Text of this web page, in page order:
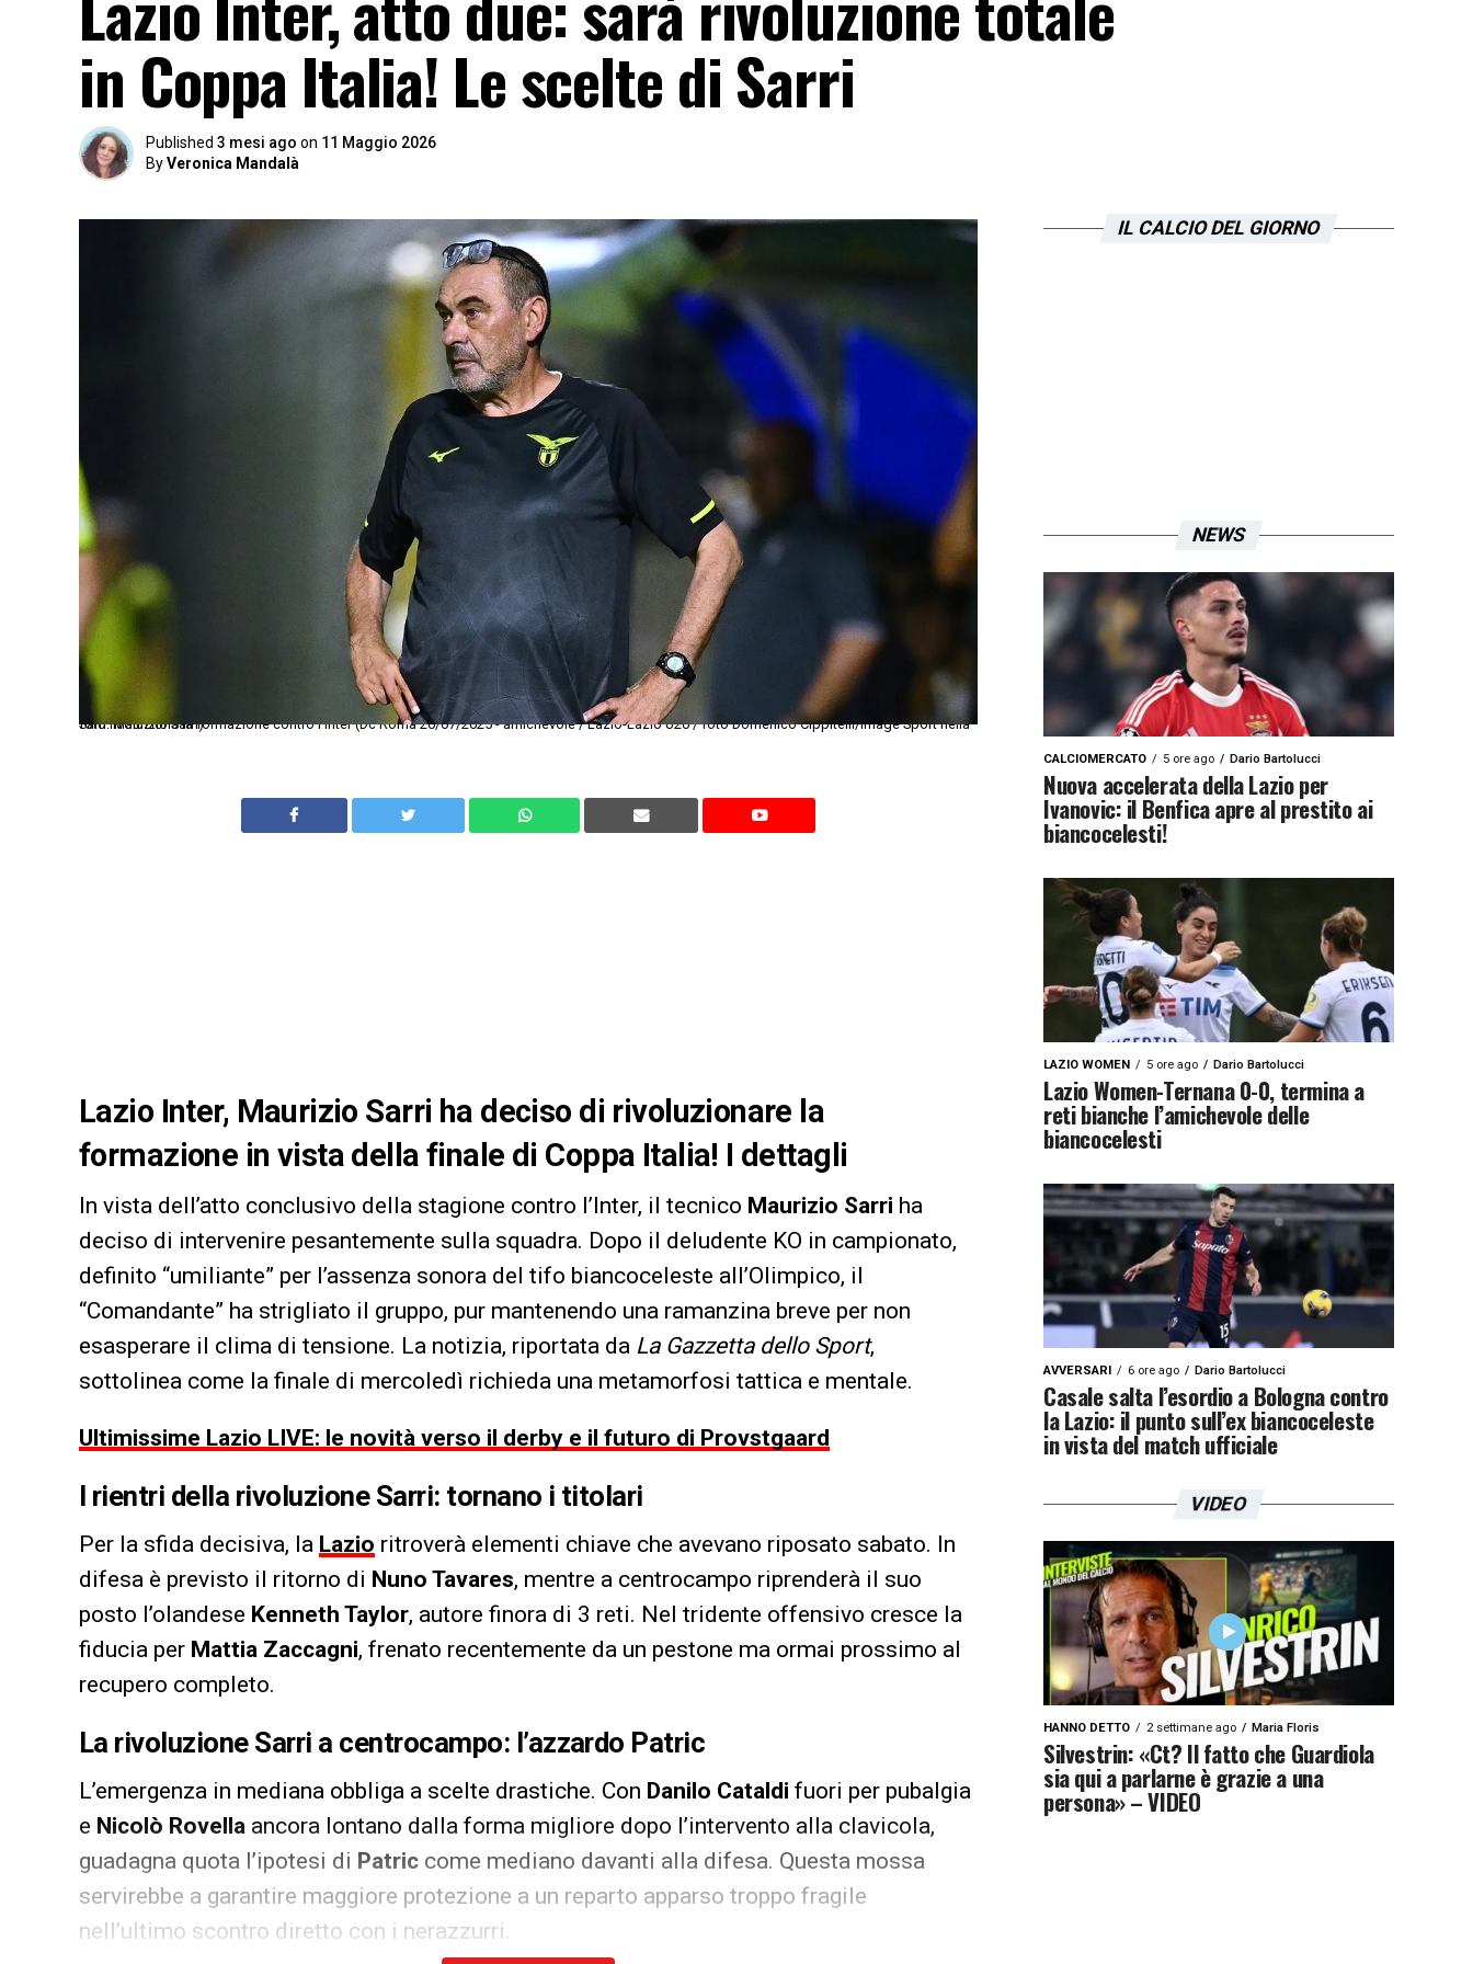
in Coppa Italia! Le scelte di Sarri
Published 3 mesi ago on 11 Maggio 2026
ByVeronica Mandalà
Sarri rivoluziona la formazione contro l'Inter (Dc Roma 20/07/2025 - amichevole / Lazio-Lazio U20 / foto Domenico Cippitelli/Image Sport nella foto: Maurizio Sarri)
Lazio Inter, Maurizio Sarri ha deciso di rivoluzionare la
formazione in vista della finale di Coppa Italia! I dettagli
In vista dell’atto conclusivo della stagione contro l’Inter, il tecnico Maurizio Sarri ha
deciso di intervenire pesantemente sulla squadra. Dopo il deludente KO in campionato,
definito “umiliante” per l’assenza sonora del tifo biancoceleste all’Olimpico, il
“Comandante” ha strigliato il gruppo, pur mantenendo una ramanzina breve per non
esasperare il clima di tensione. La notizia, riportata da La Gazzetta dello Sport,
sottolinea come la finale di mercoledì richieda una metamorfosi tattica e mentale.
Ultimissime Lazio LIVE: le novità verso il derby e il futuro di Provstgaard
I rientri della rivoluzione Sarri: tornano i titolari
Per la sfida decisiva, la Lazio ritroverà elementi chiave che avevano riposato sabato. In
difesa è previsto il ritorno di Nuno Tavares, mentre a centrocampo riprenderà il suo
posto l’olandese Kenneth Taylor, autore finora di 3 reti. Nel tridente offensivo cresce la
fiducia per Mattia Zaccagni, frenato recentemente da un pestone ma ormai prossimo al
recupero completo.
La rivoluzione Sarri a centrocampo: l’azzardo Patric
L’emergenza in mediana obbliga a scelte drastiche. Con Danilo Cataldi fuori per pubalgia
e Nicolò Rovella ancora lontano dalla forma migliore dopo l’intervento alla clavicola,
guadagna quota l’ipotesi di Patric come mediano davanti alla difesa. Questa mossa
servirebbe a garantire maggiore protezione a un reparto apparso troppo fragile
nell’ultimo scontro diretto con i nerazzurri.
IL CALCIO DEL GIORNO
NEWS
CALCIOMERCATO 5 ore ago Dario Bartolucci
Nuova accelerata della Lazio per
Ivanovic: il Benfica apre al prestito ai
biancocelesti!
LAZIO WOMEN 5 ore ago Dario Bartolucci
Lazio Women-Ternana 0-0, termina a
reti bianche l’amichevole delle
biancocelesti
AVVERSARI 6 ore ago Dario Bartolucci
Casale salta l’esordio a Bologna contro
la Lazio: il punto sull’ex biancoceleste
in vista del match ufficiale
VIDEO
HANNO DETTO 2 settimane ago Maria Floris
Silvestrin: «Ct? Il fatto che Guardiola
sia qui a parlarne è grazie a una
persona» – VIDEO